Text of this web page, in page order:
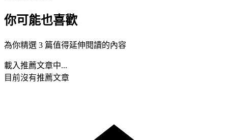
你可能也喜歡
為你精選 3 篇值得延伸閱讀的內容
載入推薦文章中...
目前沒有推薦文章